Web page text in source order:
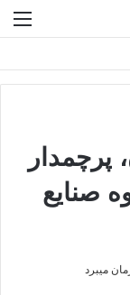
پرچمدار
صنایع